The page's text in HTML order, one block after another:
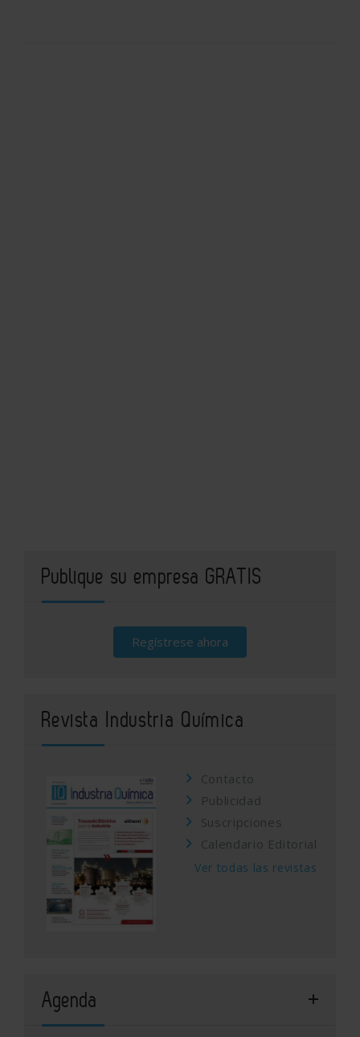
Publique su empresa GRATIS
Regístrese ahora
Revista Industria Química
Contacto
Publicidad
Suscripciones
Calendario Editorial
Ver todas las revistas
Agenda